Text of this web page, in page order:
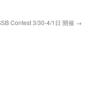
Contest 3/30-4/1日 開催 →